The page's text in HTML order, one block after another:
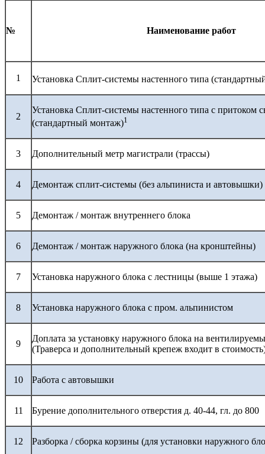
№ Наименование работ
1 Установка Сплит-системы настенного типа
2
Установка Сплит-системы настенного типа с притоком
(стандартный монтаж)1
3 Дополнительный метр магистрали (трассы)
4 Демонтаж сплит-системы (без альпиниста и автовышки)
5 Демонтаж / монтаж внутреннего блока
6 Демонтаж / монтаж наружного блока (на кронштейны)
7 Установка наружного блока с лестницы (выше 1 этажа)
8 Установка наружного блока с пром. альпинистом
9
Доплата за установку наружного блока на
(Траверса и дополнительный крепеж входит в
10 Работа с автовышки
11 Бурение дополнительного отверстия д. 40-44, гл. до 800
12 Разборка / сборка корзины (для установки наружного